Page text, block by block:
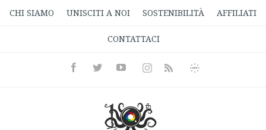
CHI SIAMO UNISCITI A NOI SOSTENIBILITÀ AFFILIATI
CONTATTACI
FacebookTwitterYoutubeInstagramRss
Informativa